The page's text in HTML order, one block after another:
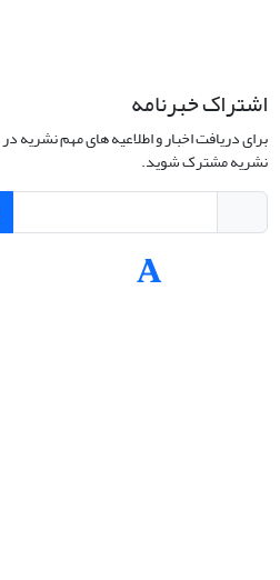
اشتراک خبرنامه
برای دریافت اخبار و اطلاعیه های مهم نشریه
نشریه مشترک شوید.